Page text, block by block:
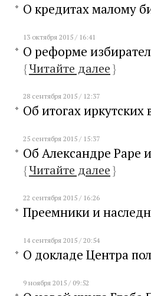
О кредитах малому
13 октября 2015 / 16:41
О реформе
{Читайте далее}
28 сентября 2015 / 12:37
Об итогах иркутских
25 сентября 2015 / 15:37
Об Александре Раре
{Читайте далее}
22 сентября 2015 / 16:26
Преемники и
14 сентября 2015 / 20:54
О докладе Центра
9 ноября 2015 / 09:52